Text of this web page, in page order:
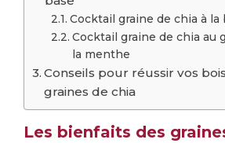
Cocktail graine de chia à la
Cocktail graine de chia au
la menthe
Conseils pour réussir vos
graines de chia
Les bienfaits des